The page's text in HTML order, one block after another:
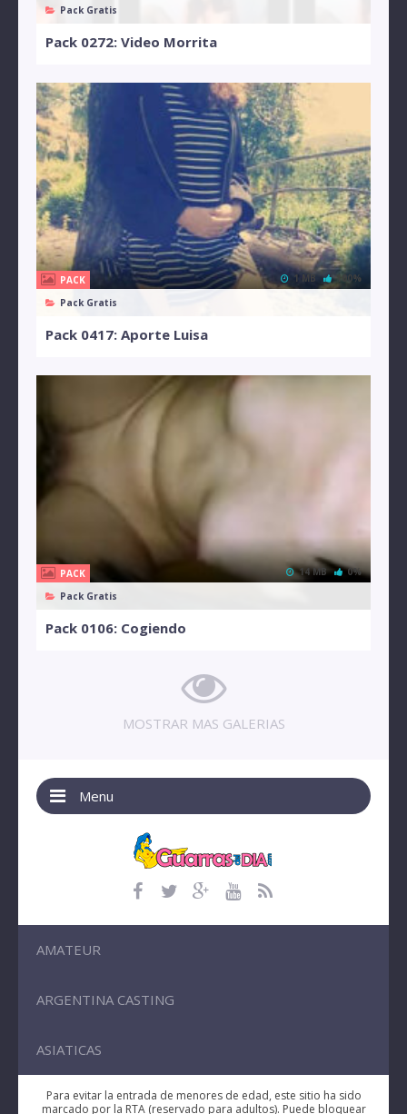
Pack Gratis
Pack 0272: Video Morrita
PACK
Pack Gratis
1 MB 100%
Pack 0417: Aporte Luisa
PACK
Pack Gratis
14 MB 0%
Pack 0106: Cogiendo
MOSTRAR MAS GALERIAS
Menu
AMATEUR
ARGENTINA CASTING
ASIATICAS
Para evitar la entrada de menores de edad, este sitio ha sido
marcado por la RTA (reservado para adultos). Puede bloquear